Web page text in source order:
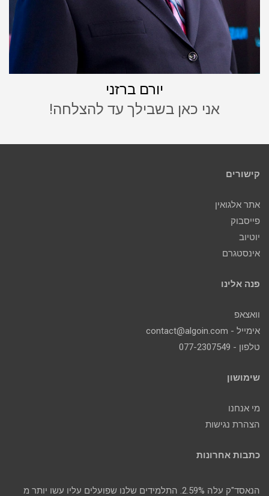
יורם ברזני
אני כאן בשבילך עד להצלחה!
קישורים
אתר אלגואין
פייסבוק
יוטיוב
אינסטגרם
פנה אלינו
וואצאפ
אימייל - contact@algoin.com
טלפון - 077-2307549
שימושון
מי אנחנו
הצהרת נגישות
כתבות אחרונות
הנאסד"ק עלה 2.59%. התלמידים שלנו שפועלים עליו עשו יותר מ